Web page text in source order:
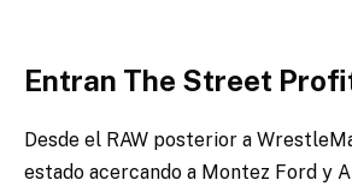
Entran The Street
Desde el RAW posterior a
estado acercando a Montez Ford y